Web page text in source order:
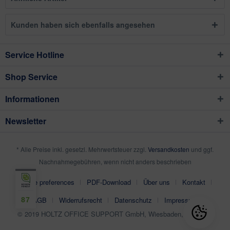
Kunden haben sich ebenfalls angesehen
Service Hotline
Shop Service
Informationen
Newsletter
* Alle Preise inkl. gesetzl. Mehrwertsteuer zzgl. Versandkosten und ggf.
Nachnahmegebühren, wenn nicht anders beschrieben
Cookie preferences PDF-Download Über uns
Kontakt
AGB
Widerrufsrecht Datenschutz
Impressum
© 2019 HOLTZ OFFICE SUPPORT GmbH, Wiesbaden, Germany
87